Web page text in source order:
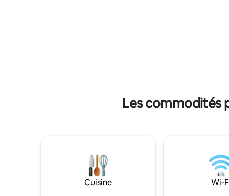
Les commodités
Cuisine Wi-